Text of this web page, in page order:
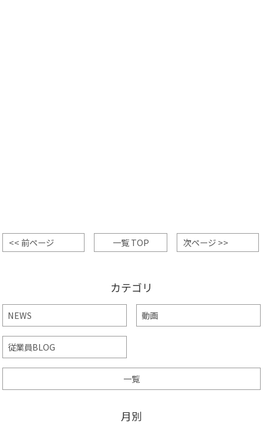
<< 前ページ 一覧 TOP 次ページ >>
カテゴリ
NEWS 動画
従業員BLOG
一覧
月別